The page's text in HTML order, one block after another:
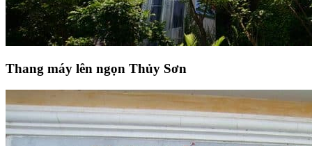
Thang máy lên ngọn Thủy Sơn